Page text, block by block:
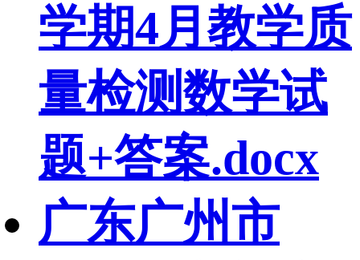
学期4月教学质
量检测数学试
题+答案.docx
广东广州市